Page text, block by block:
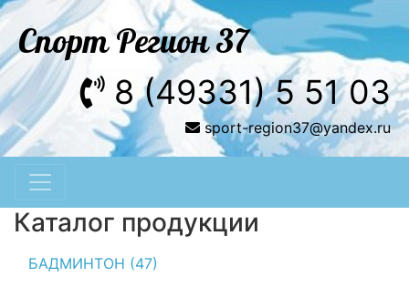
Спорт Регион 37
8 (49331) 5 51 03
sport-region37@yandex.ru
Каталог продукции
БАДМИНТОН (47)